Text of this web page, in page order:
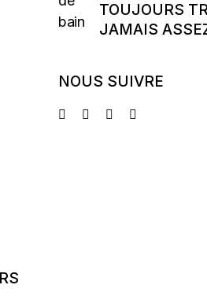
TOUJOURS
JAMAIS
NOUS SUIVRE